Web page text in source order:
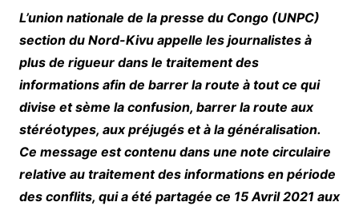
s
j
o
u
n
a
i
s
t
s
L’union nationale de la presse du Congo (UNPC)
section du Nord-Kivu appelle les journalistes à
plus de rigueur dans le traitement des
informations afin de barrer la route à tout ce qui
divise et sème la confusion, barrer la route aux
stéréotypes, aux préjugés et à la généralisation.
Ce message est contenu dans une note circulaire
relative au traitement des informations en période
des conflits, qui a été partagée ce 15 Avril 2021 aux